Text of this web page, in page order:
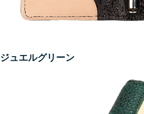
ジュエルグリーン